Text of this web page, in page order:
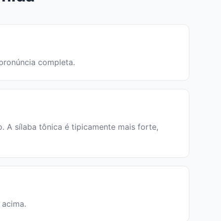
completa.
A sílaba tônica é tipicamente mais forte,